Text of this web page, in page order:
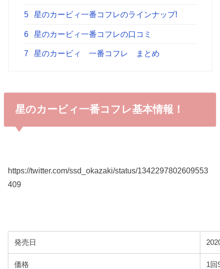
5 星のカービィ一番コフレのラインナップ!
6 星のカービィ一番コフレの口コミ
7 星のカービィ 一番コフレ まとめ
星のカービィ一番コフレ基本情報！
https://twitter.com/ssd_okazaki/status/1342297802609553
409
発売日
価格 1回